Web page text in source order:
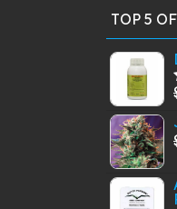
TOP 5